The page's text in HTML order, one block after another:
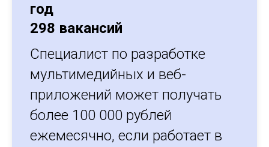
год
298 вакансий
Специалист по разработке
мультимедийных и веб-
приложений может получать
более 100 000 рублей
ежемесячно, если работает в